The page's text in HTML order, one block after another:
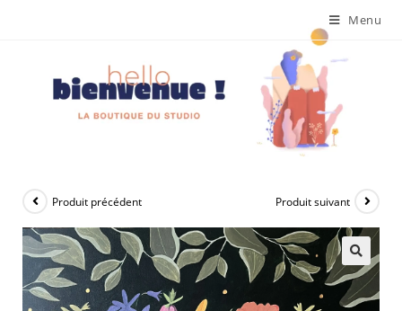
Menu
Produit précédent Produit suivant